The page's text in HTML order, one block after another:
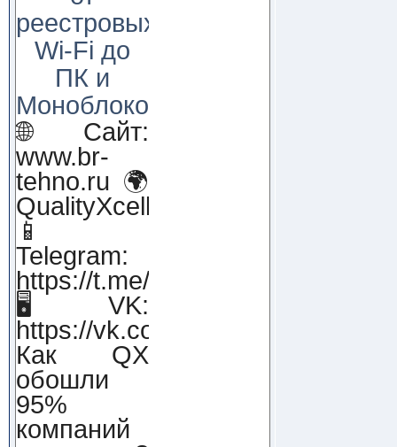
реестровых
Wi-Fi до
ПК и
Моноблоков!
🌐 Сайт:
www.br-
tehno.ru 🌍
QualityXcellence.ru
📱
Telegram:
https://t.me/qx_lab_IT
🖥 VK:
https://vk.com/qualityxcellenc
Как QX
обошли
95%
компаний